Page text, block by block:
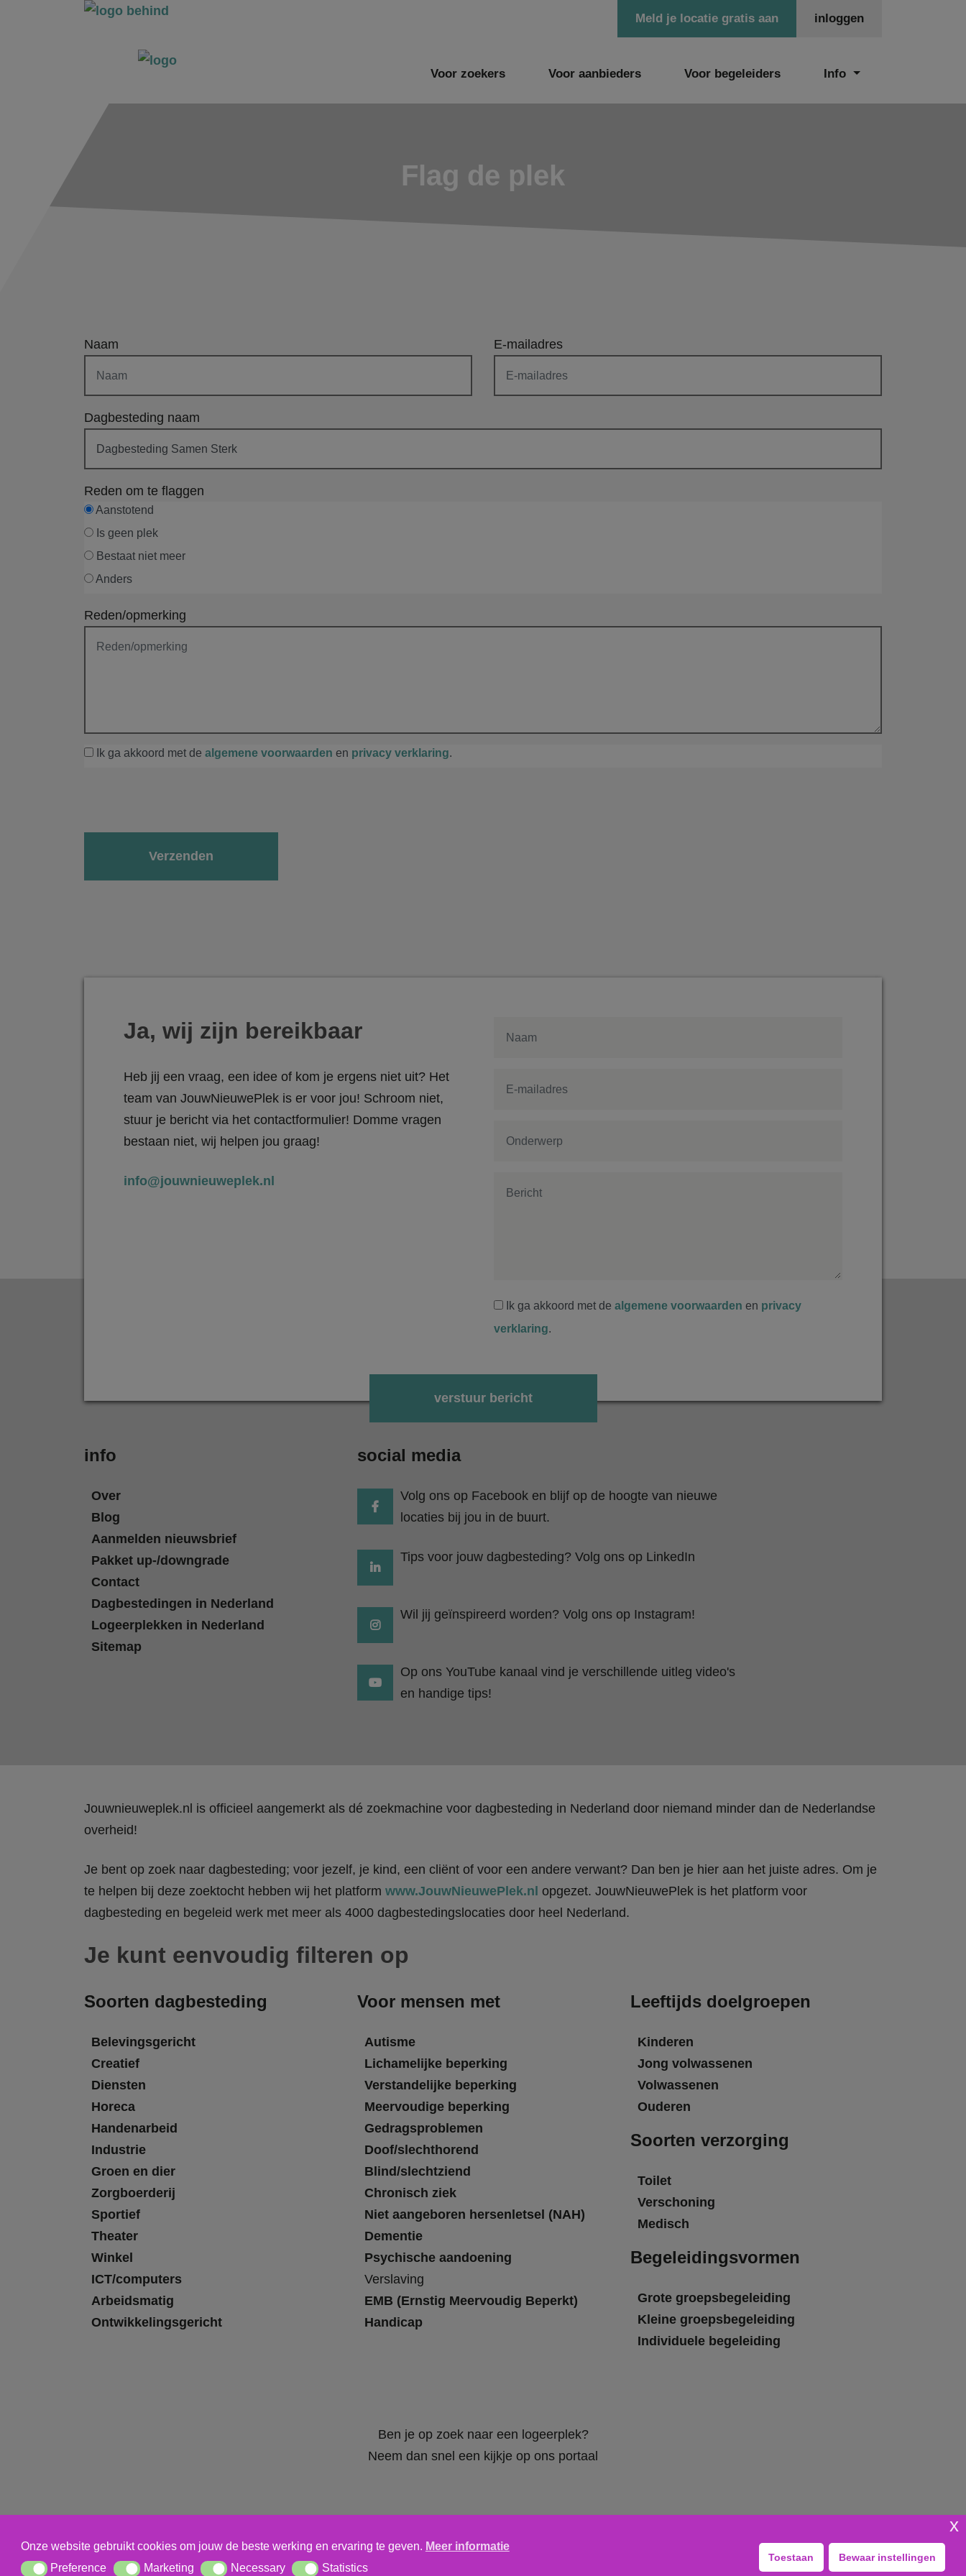
inloggen
Meld je locatie gratis aan
Voor zoekers Voor aanbieders Voor begeleiders Info
Flag de plek
Naam E-mailadres
Dagbesteding naam
Reden om te flaggen
Aanstotend
Is geen plek
Bestaat niet meer
Anders
Reden/opmerking
Ik ga akkoord met de algemene voorwaarden en privacy verklaring.
Ja, wij zijn bereikbaar
Heb jij een vraag, een idee of kom je ergens niet uit? Het
team van JouwNieuwePlek is er voor jou! Schroom niet,
stuur je bericht via het contactformulier! Domme vragen
bestaan niet, wij helpen jou graag!
info@jouwnieuweplek.nl
Ik ga akkoord met de algemene voorwaarden en privacy
verklaring.
info
Over
Blog
Aanmelden nieuwsbrief
Pakket up-/downgrade
Contact
Dagbestedingen in Nederland
Logeerplekken in Nederland
Sitemap
social media
Volg ons op Facebook en blijf op de hoogte van nieuwe
locaties bij jou in de buurt.
Tips voor jouw dagbesteding? Volg ons op LinkedIn
Wil jij geïnspireerd worden? Volg ons op Instagram!
Op ons YouTube kanaal vind je verschillende uitleg video's
en handige tips!
Jouwnieuweplek.nl is officieel aangemerkt als dé zoekmachine voor dagbesteding in Nederland door niemand minder dan de Nederlandse
overheid!
Je bent op zoek naar dagbesteding; voor jezelf, je kind, een cliënt of voor een andere verwant? Dan ben je hier aan het juiste adres. Om je
te helpen bij deze zoektocht hebben wij het platform www.JouwNieuwePlek.nl opgezet. JouwNieuwePlek is het platform voor
dagbesteding en begeleid werk met meer als 4000 dagbestedingslocaties door heel Nederland.
Je kunt eenvoudig filteren op
Soorten dagbesteding
Belevingsgericht
Creatief
Diensten
Horeca
Handenarbeid
Industrie
Groen en dier
Zorgboerderij
Sportief
Theater
Winkel
ICT/computers
Arbeidsmatig
Ontwikkelingsgericht
Voor mensen met
Autisme
Lichamelijke beperking
Verstandelijke beperking
Meervoudige beperking
Gedragsproblemen
Doof/slechthorend
Blind/slechtziend
Chronisch ziek
Niet aangeboren hersenletsel (NAH)
Dementie
Psychische aandoening
Verslaving
EMB (Ernstig Meervoudig Beperkt)
Handicap
Ben je op zoek naar een logeerplek?
Neem dan snel een kijkje op ons portaal
Leeftijds doelgroepen
Kinderen
Jong volwassenen
Volwassenen
Ouderen
Soorten verzorging
Toilet
Verschoning
Medisch
Begeleidingsvormen
Grote groepsbegeleiding
Kleine groepsbegeleiding
Individuele begeleiding
Algemene voorwaarden
Onze website gebruikt cookies om jouw de beste werking en ervaring te geven. Meer informatie
PreferencePreference MarketingMarketing NecessaryNecessary StatisticsStatistics
Toestaan Bewaar instellingen
x